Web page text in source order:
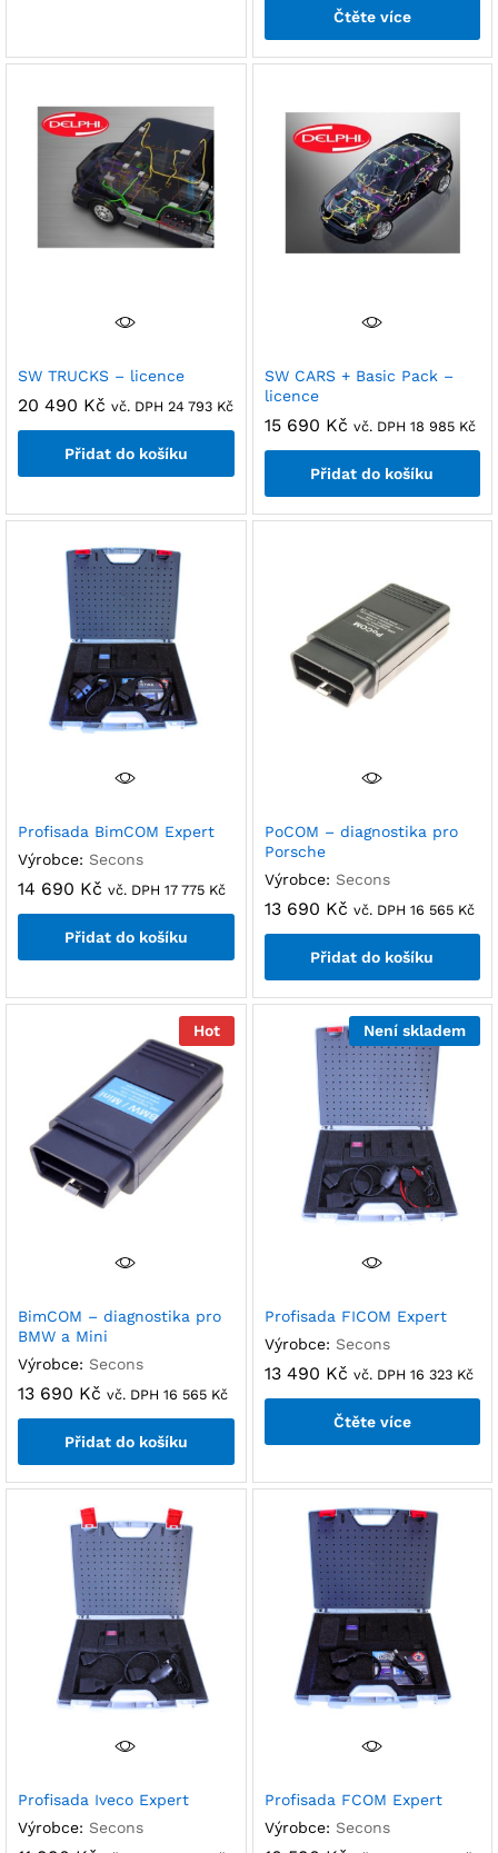
Čtěte více
SW TRUCKS – licence
20 490 Kč vč. DPH 24 793 Kč
Přidat do košíku
SW CARS + Basic Pack –
licence
15 690 Kč vč. DPH 18 985 Kč
Přidat do košíku
Profisada BimCOM Expert
Výrobce: Secons
14 690 Kč vč. DPH 17 775 Kč
Přidat do košíku
PoCOM – diagnostika pro
Porsche
Výrobce: Secons
13 690 Kč vč. DPH 16 565 Kč
Přidat do košíku
Hot
BimCOM – diagnostika pro
BMW a Mini
Výrobce: Secons
13 690 Kč vč. DPH 16 565 Kč
Přidat do košíku
Není skladem
Profisada FICOM Expert
Výrobce: Secons
13 490 Kč vč. DPH 16 323 Kč
Čtěte více
Profisada Iveco Expert
Výrobce: Secons
Profisada FCOM Expert
Výrobce: Secons